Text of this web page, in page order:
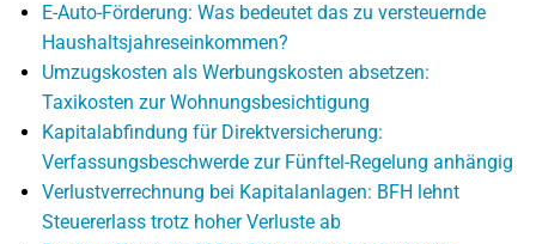
E-Auto-Förderung: Was bedeutet das zu versteuernde
Haushaltsjahreseinkommen?
Umzugskosten als Werbungskosten absetzen:
Taxikosten zur Wohnungsbesichtigung
Kapitalabfindung für Direktversicherung:
Verfassungsbeschwerde zur Fünftel-Regelung anhängig
Verlustverrechnung bei Kapitalanlagen: BFH lehnt
Steuererlass trotz hoher Verluste ab